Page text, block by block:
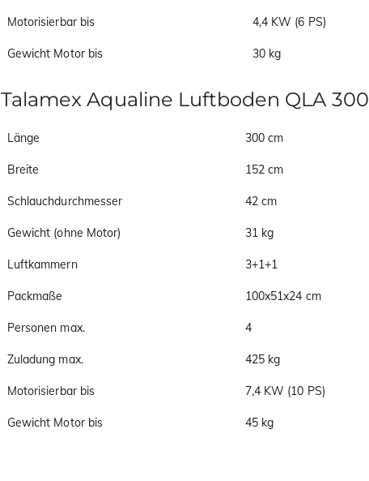
Motorisierbar bis 4,4 KW (6 PS)
Gewicht Motor bis 30 kg
Talamex Aqualine Luftboden QLA 300
Länge 300 cm
Breite 152 cm
Schlauchdurchmesser 42 cm
Gewicht (ohne Motor) 31 kg
Luftkammern 3+1+1
Packmaße 100x51x24 cm
Personen max. 4
Zuladung max. 425 kg
Motorisierbar bis 7,4 KW (10 PS)
Gewicht Motor bis 45 kg